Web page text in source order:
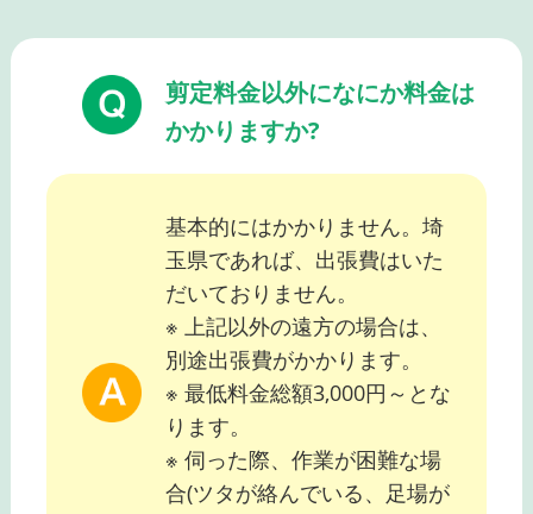
剪定料金以外になにか料金は
かかりますか?
基本的にはかかりません。埼
玉県であれば、出張費はいた
だいておりません。
※ 上記以外の遠方の場合は、
別途出張費がかかります。
※ 最低料金総額3,000円～とな
ります。
※ 伺った際、作業が困難な場
合(ツタが絡んでいる、足場が